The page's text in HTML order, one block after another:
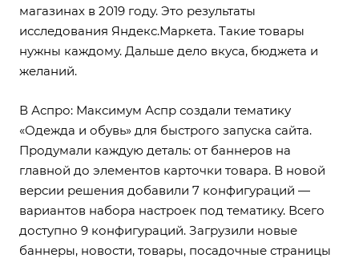
магазинах в 2019 году. Это результаты
исследования Яндекс.Маркета. Такие товары
нужны каждому. Дальше дело вкуса, бюджета и
желаний.
В Аспро: Максимум Аспр создали тематику
«Одежда и обувь» для быстрого запуска сайта.
Продумали каждую деталь: от баннеров на
главной до элементов карточки товара. В новой
версии решения добавили 7 конфигураций —
вариантов набора настроек под тематику. Всего
доступно 9 конфигураций. Загрузили новые
баннеры, новости, товары, посадочные страницы